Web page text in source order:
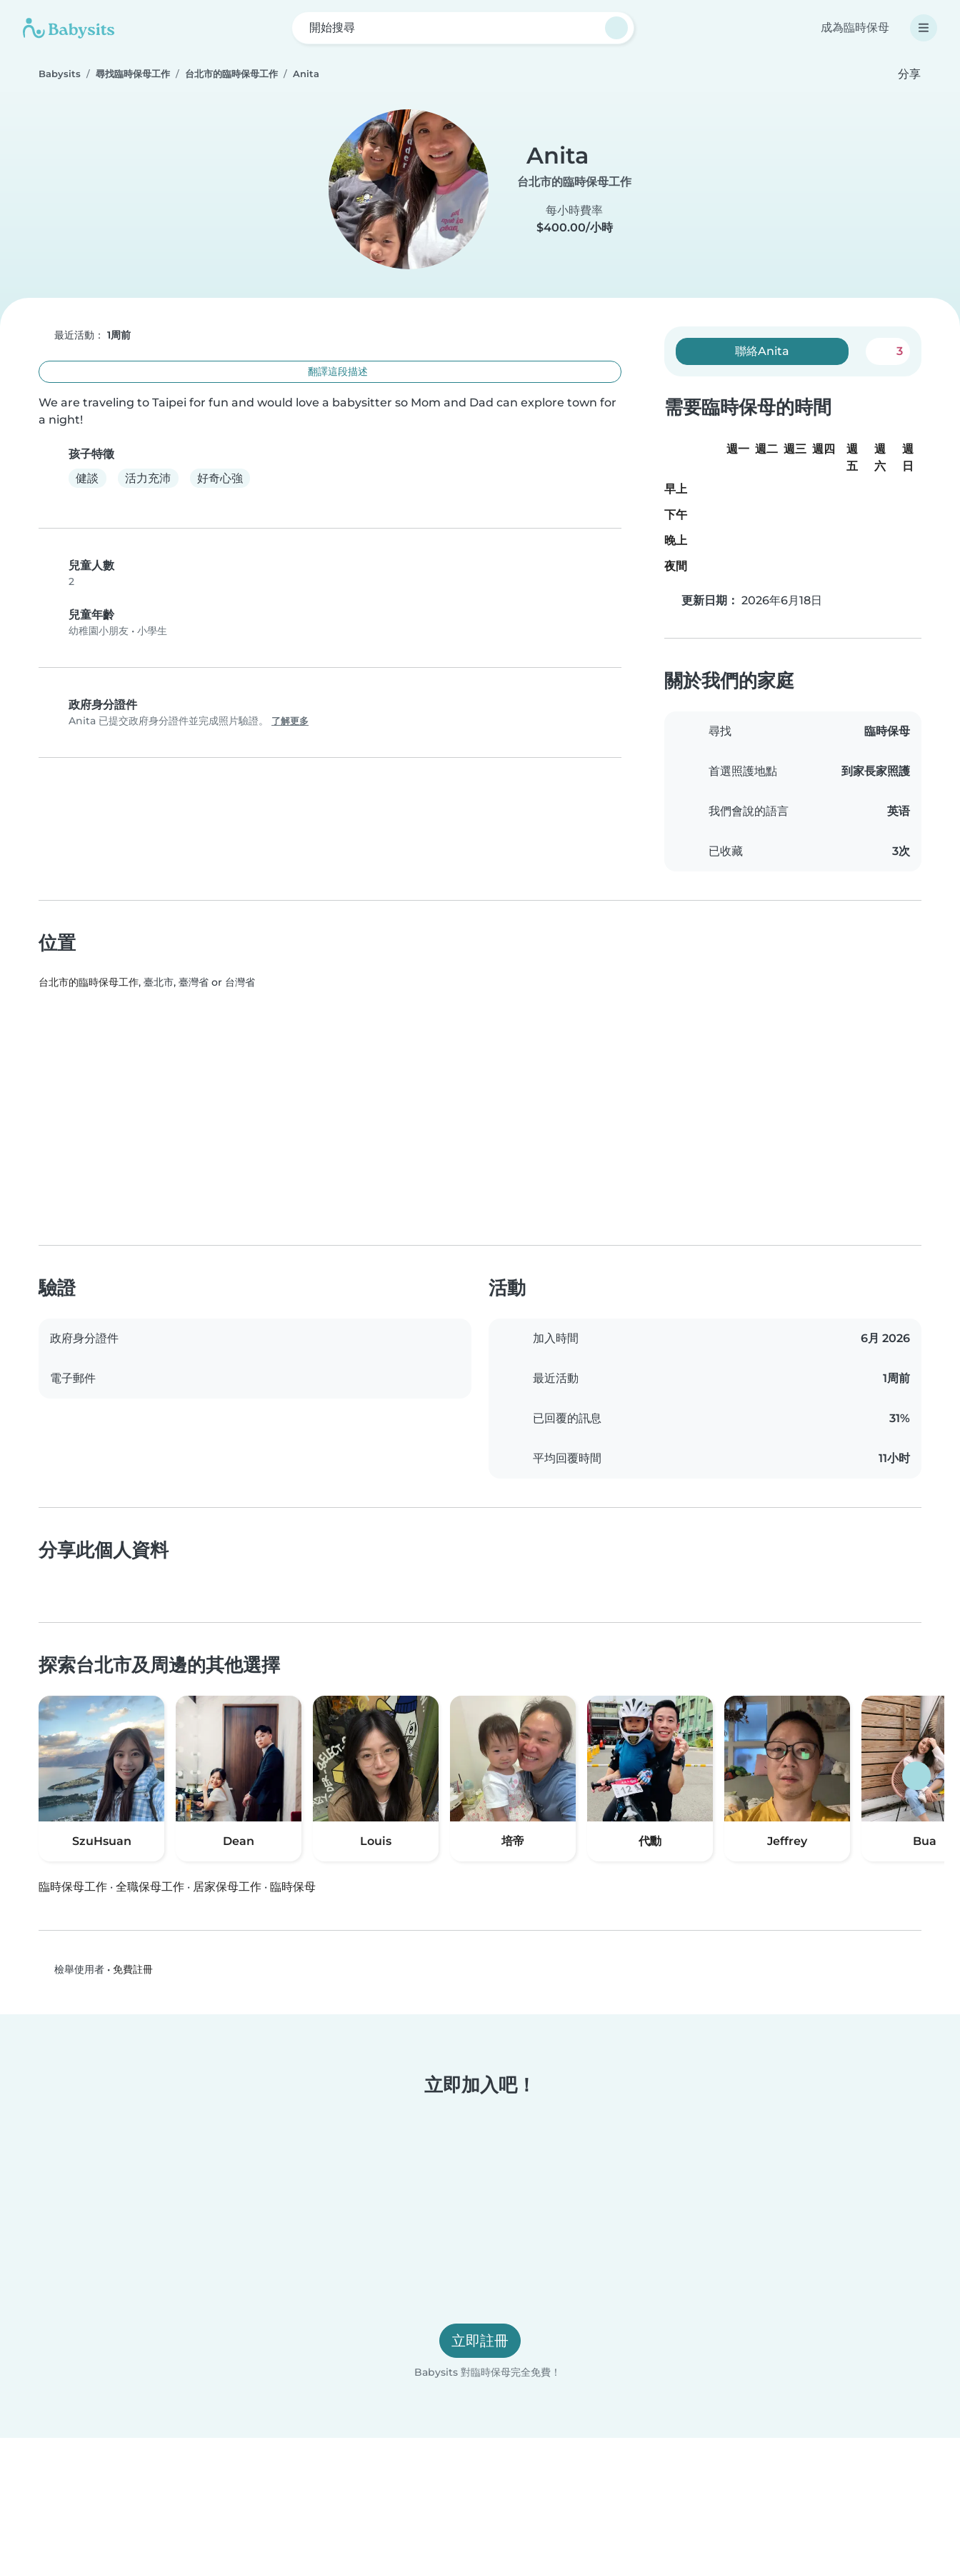
開始搜尋 成為臨時保母
Babysits 尋找臨時保母工作 台北市的臨時保母工作 Anita 分享
Anita
台北市的臨時保母工作
每小時費率
$400.00/小時
最近活動： 1周前
翻譯這段描述
We are traveling to Taipei for fun and would love a babysitter so Mom and Dad can explore town for
a night!
孩子特徵
健談
活力充沛 好奇心強
兒童人數
2
兒童年齡
幼稚園小朋友 • 小學生
政府身分證件
Anita 已提交政府身分證件並完成照片驗證。 了解更多
聯絡Anita 3
需要臨時保母的時間
週一 週二 週三 週四
週
五
週
六
週
日
早上
下午
晚上
夜間
更新日期： 2026年6月18日
關於我們的家庭
尋找 臨時保母
首選照護地點 到家長家照護
我們會說的語言 英语
已收藏 3次
位置
台北市的臨時保母工作, 臺北市, 臺灣省 or 台灣省
驗證
政府身分證件
電子郵件
活動
加入時間 6月 2026
最近活動 1周前
已回覆的訊息 31%
平均回覆時間 11小时
分享此個人資料
探索台北市及周邊的其他選擇
SzuHsuan Dean Louis 培帝 代勳 Jeffrey Bua
臨時保母工作 · 全職保母工作 · 居家保母工作 · 臨時保母
檢舉使用者• 免費註冊
立即加入吧！
立即註冊
Babysits 對臨時保母完全免費！